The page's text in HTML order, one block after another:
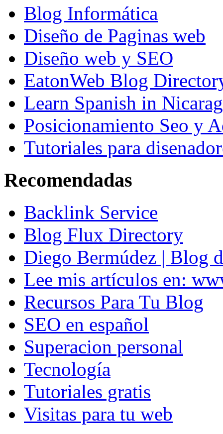
Blog Informática
Diseño de Paginas web
Diseño web y SEO
EatonWeb Blog
Learn Spanish in
Posicionamiento Seo y
Tutoriales para
Recomendadas
Backlink Service
Blog Flux Directory
Diego Bermúdez | Blog
Lee mis artículos en:
Recursos Para Tu Blog
SEO en español
Superacion personal
Tecnología
Tutoriales gratis
Visitas para tu web